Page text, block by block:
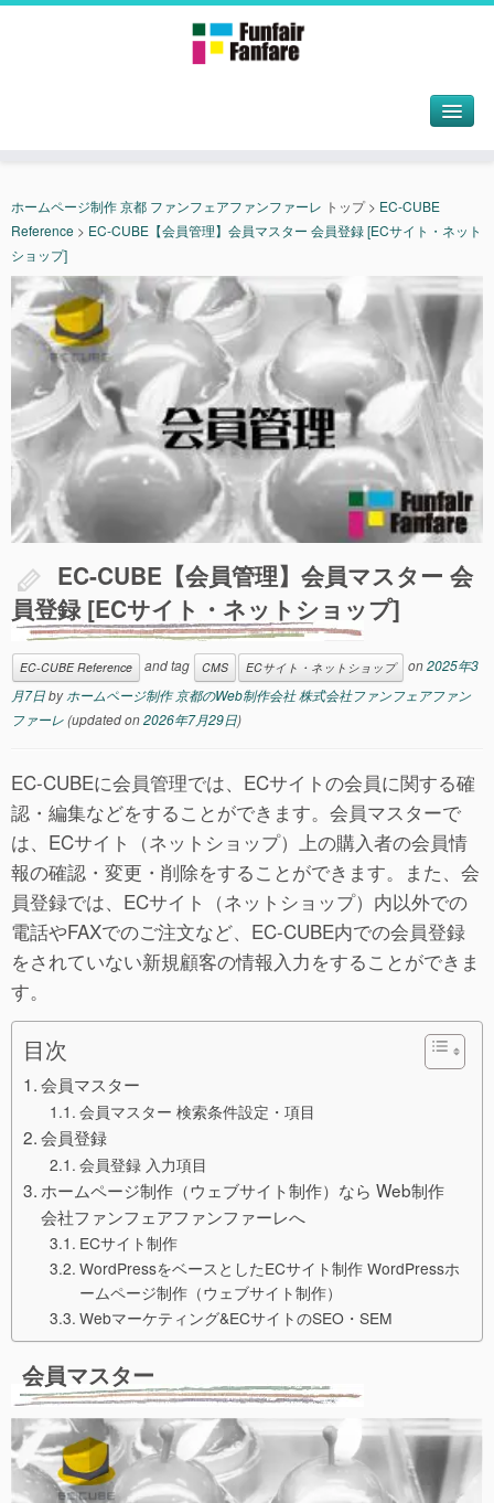
ホームページ制作 京都 ファンフェアファンファーレ トップ> EC-CUBE
Reference > EC-CUBE【会員管理】会員マスター 会員登録 [ECサイト・ネット
ショップ]
EC-CUBE【会員管理】会員マスター 会
員登録 [ECサイト・ネットショップ]
EC-CUBE Reference and tag CMS ECサイト・ネットショップ on2025年3
月7日byホームページ制作 京都のWeb制作会社 株式会社ファンフェアファン
ファーレ(updated on2026年7月29日)
EC-CUBEに会員管理では、ECサイトの会員に関する確
認・編集などをすることができます。会員マスターで
は、ECサイト（ネットショップ）上の購入者の会員情
報の確認・変更・削除をすることができます。また、会
員登録では、ECサイト（ネットショップ）内以外での
電話やFAXでのご注文など、EC-CUBE内での会員登録
をされていない新規顧客の情報入力をすることができま
す。
目次
会員マスター
会員マスター 検索条件設定・項目
会員登録
会員登録 入力項目
ホームページ制作（ウェブサイト制作）なら Web制作
会社ファンフェアファンファーレへ
ECサイト制作
WordPressをベースとしたECサイト制作 WordPressホ
ームページ制作（ウェブサイト制作）
Webマーケティング&ECサイトのSEO・SEM
会員マスター